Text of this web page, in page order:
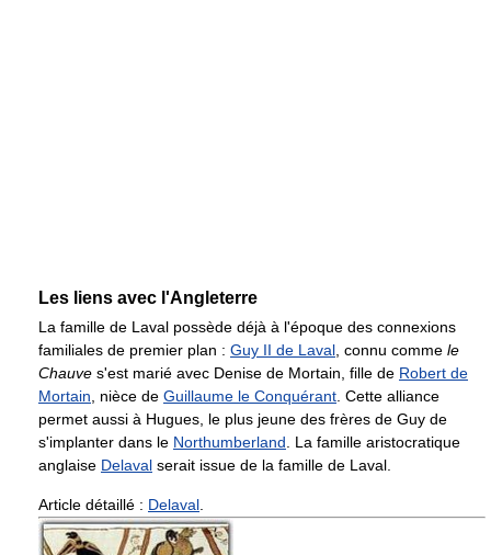
Les liens avec l'Angleterre
La famille de Laval possède déjà à l'époque des connexions
familiales de premier plan : Guy II de Laval , connu comme le
Chauve s'est marié avec Denise de Mortain, fille de Robert de
Mortain , nièce de Guillaume le Conquérant . Cette alliance
permet aussi à Hugues, le plus jeune des frères de Guy de
s'implanter dans le Northumberland . La famille aristocratique
anglaise Delaval serait issue de la famille de Laval.
Article détaillé : Delaval